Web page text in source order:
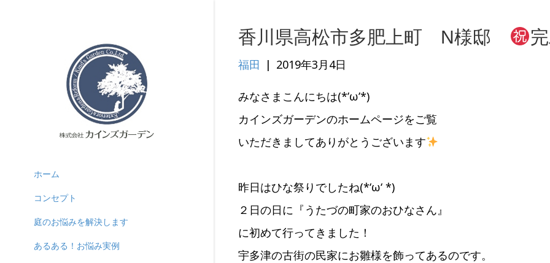
ホーム
コンセプト
庭のお悩みを解決します
あるある！お悩み実例
香川県高松市多肥上町 N様邸
福田 | 2019年3月4日
みなさまこんにちは(*’ω’*)
カインズガーデンのホームページをご覧
いただきましてありがとうございます
昨日はひな祭りでしたね(*‘ω‘ *)
２日の日に『うたづの町家のおひなさん』
に初めて行ってきました！
宇多津の古街の民家にお雛様を飾ってあるのです。